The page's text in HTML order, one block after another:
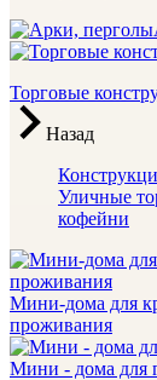
Торговые
Назад
Уличные
кофейни
Мини-дома для
проживания
Мини - дома для